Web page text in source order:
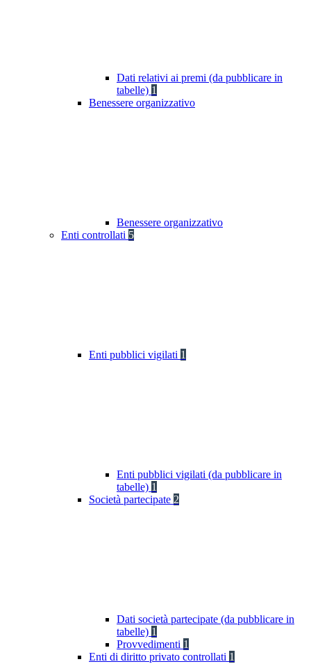
Dati relativi ai premi (da pubblicare in
tabelle) 1
Benessere organizzativo
Benessere organizzativo
Enti controllati 5
Enti pubblici vigilati 1
Enti pubblici vigilati (da pubblicare in
tabelle) 1
Società partecipate 2
Dati società partecipate (da pubblicare in
tabelle) 1
Provvedimenti 1
Enti di diritto privato controllati 1